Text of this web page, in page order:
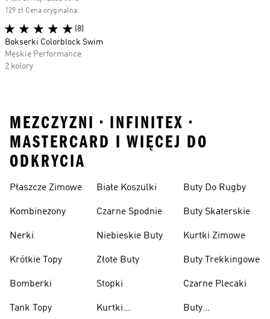
129 zł Cena oryginalna
(8)
Bokserki Colorblock Swim
Męskie Performance
2 kolory
MEZCZYZNI • INFINITEX •
MASTERCARD I WIĘCEJ DO
ODKRYCIA
Płaszcze Zimowe
Kombinezony
Nerki
Krótkie Topy
Bomberki
Tank Topy
Białe Koszulki
Czarne Spodnie
Niebieskie Buty
Złote Buty
Stopki
Kurtki
Buty Do Rugby
Buty Skaterskie
Kurtki Zimowe
Buty Trekkingowe
Czarne Plecaki
Buty